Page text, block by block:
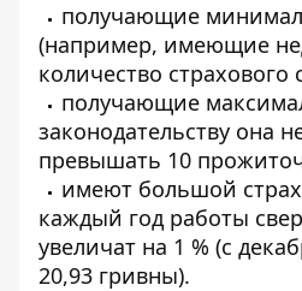
получающие
(например, имеющие
количество страхового
получающие
законодательству она
превышать 10
имеют большой
каждый год работы
увеличат на 1 % (с
20,93 гривны).